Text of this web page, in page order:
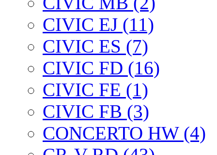
CIVIC EJ (11)
CIVIC ES (7)
CIVIC FD (16)
CIVIC FE (1)
CIVIC FB (3)
CONCERTO HW (4)